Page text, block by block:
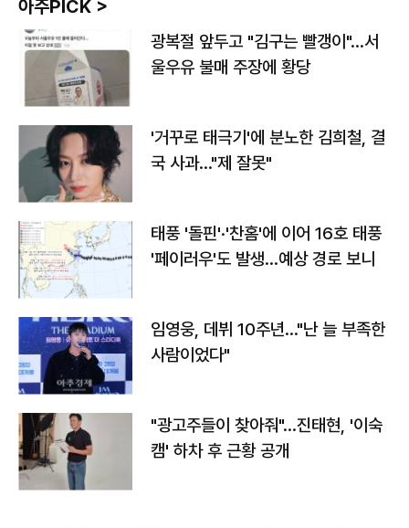
아주PICK >
광복절 앞두고 "김구는 빨갱이"…서
울우유 불매 주장에 황당
'거꾸로 태극기'에 분노한 김희철, 결
국 사과…"제 잘못"
태풍 '돌핀'·'찬홈'에 이어 16호 태풍
'페이러우'도 발생…예상 경로 보니
임영웅, 데뷔 10주년…"난 늘 부족한
사람이었다"
"광고주들이 찾아줘"…진태현, '이숙
캠' 하차 후 근황 공개